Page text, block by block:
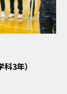
3年）